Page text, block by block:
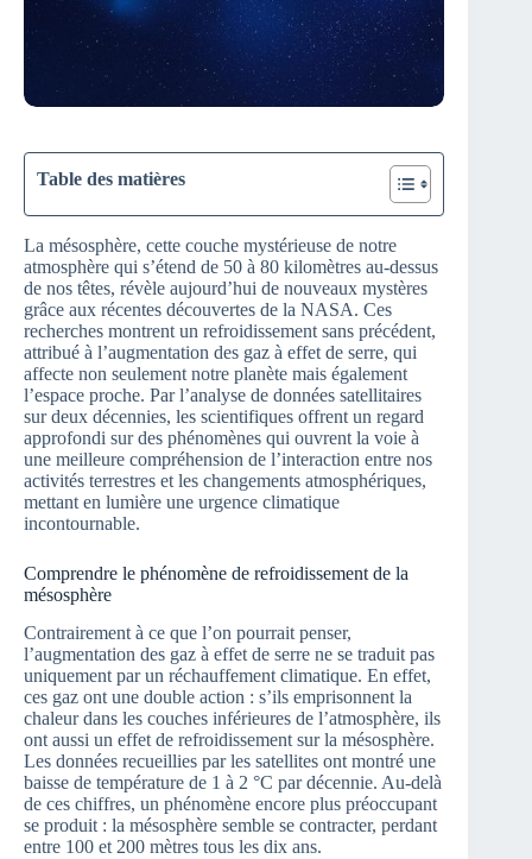
Table des matières
La mésosphère, cette couche mystérieuse de notre
atmosphère qui s’étend de 50 à 80 kilomètres au-dessus
de nos têtes, révèle aujourd’hui de nouveaux mystères
grâce aux récentes découvertes de la NASA. Ces
recherches montrent un refroidissement sans précédent,
attribué à l’augmentation des gaz à effet de serre, qui
affecte non seulement notre planète mais également
l’espace proche. Par l’analyse de données satellitaires
sur deux décennies, les scientifiques offrent un regard
approfondi sur des phénomènes qui ouvrent la voie à
une meilleure compréhension de l’interaction entre nos
activités terrestres et les changements atmosphériques,
mettant en lumière une urgence climatique
incontournable.
Comprendre le phénomène de refroidissement de la
mésosphère
Contrairement à ce que l’on pourrait penser,
l’augmentation des gaz à effet de serre ne se traduit pas
uniquement par un réchauffement climatique. En effet,
ces gaz ont une double action : s’ils emprisonnent la
chaleur dans les couches inférieures de l’atmosphère, ils
ont aussi un effet de refroidissement sur la mésosphère.
Les données recueillies par les satellites ont montré une
baisse de température de 1 à 2 °C par décennie. Au-delà
de ces chiffres, un phénomène encore plus préoccupant
se produit : la mésosphère semble se contracter, perdant
entre 100 et 200 mètres tous les dix ans.